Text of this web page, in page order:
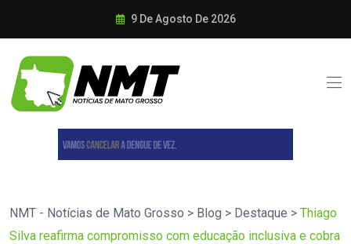
9 De Agosto De 2026
NMT - Notícias de Mato Grosso > Blog > Destaque > Thiago
Silva reafirma compromisso com educação inclusiva e cobra